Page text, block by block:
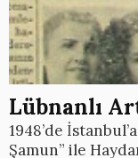
Lübnanlı
1948’de
Şamun” ile